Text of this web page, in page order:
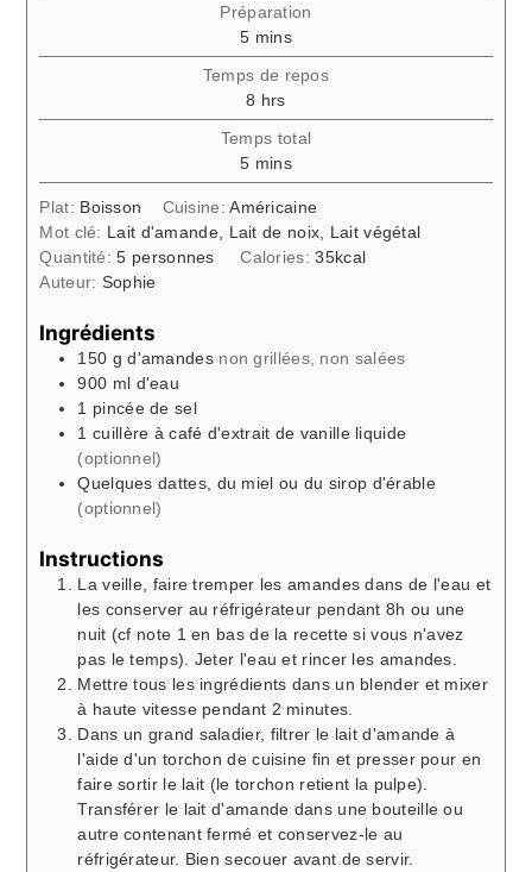
Préparation
5minutes
mins
Temps de repos
8 hours
hrs
Temps total
5minutes
mins
Plat: Boisson Cuisine:Américaine
Mot clé: Lait d'amande, Lait de noix, Lait végétal
Quantité:5 personnes Calories:35kcal
Auteur: Sophie
Ingrédients
150 g d'amandes non grillées, non salées
900 ml d'eau
1 pincée de sel
1 cuillère à café d'extrait de vanille liquide
(optionnel)
Quelques dattes, du miel ou du sirop d'érable
(optionnel)
Instructions
La veille, faire tremper les amandes dans de l'eau et
les conserver au réfrigérateur pendant 8h ou une
nuit (cf note 1 en bas de la recette si vous n'avez
pas le temps). Jeter l'eau et rincer les amandes.
Mettre tous les ingrédients dans un blender et mixer
à haute vitesse pendant 2 minutes.
Dans un grand saladier, filtrer le lait d'amande à
l'aide d'un torchon de cuisine fin et presser pour en
faire sortir le lait (le torchon retient la pulpe).
Transférer le lait d'amande dans une bouteille ou
autre contenant fermé et conservez-le au
réfrigérateur. Bien secouer avant de servir.